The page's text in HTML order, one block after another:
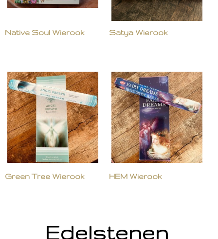
Native Soul Wierook Satya Wierook
Green Tree Wierook HEM Wierook
Edelstenen